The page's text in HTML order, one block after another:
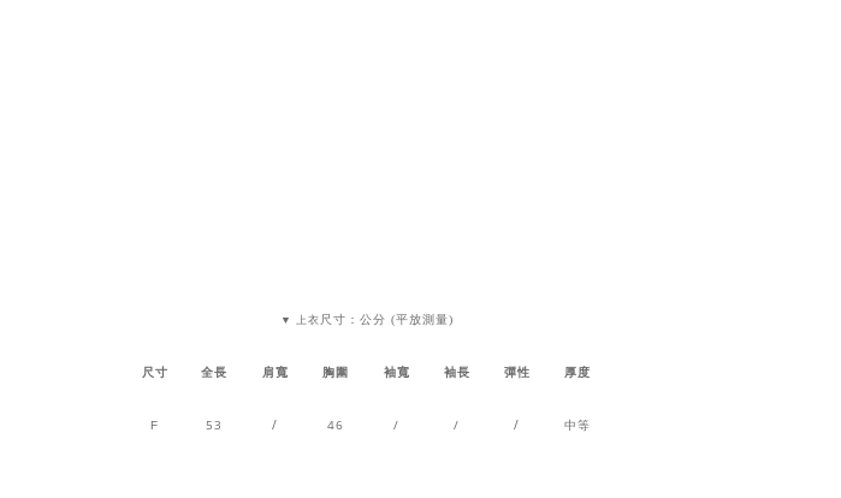
▼ 上衣 尺寸：公分 (平放測量)
尺寸 全長 肩寬 胸圍 袖寬 袖長 彈性 厚度
F 53 / 46 / / / 中等